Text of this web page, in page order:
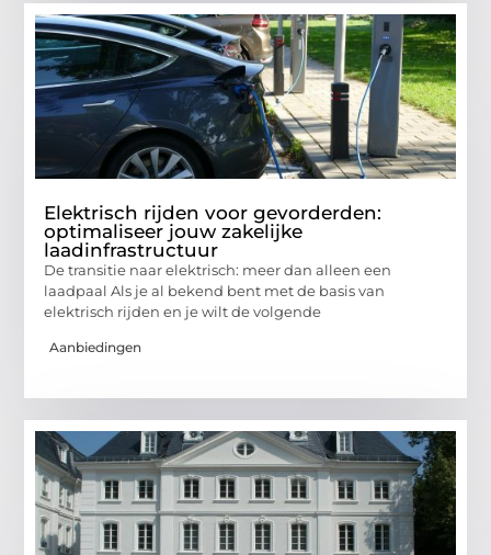
Elektrisch rijden voor gevorderden:
optimaliseer jouw zakelijke
laadinfrastructuur
De transitie naar elektrisch: meer dan alleen een
laadpaal Als je al bekend bent met de basis van
elektrisch rijden en je wilt de volgende
Aanbiedingen